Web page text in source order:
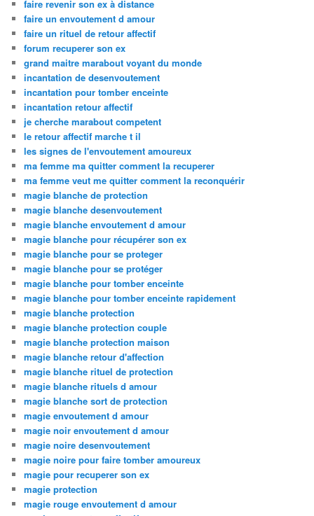
faire revenir son ex à distance
faire un envoutement d amour
faire un rituel de retour affectif
forum recuperer son ex
grand maitre marabout voyant du monde
incantation de desenvoutement
incantation pour tomber enceinte
incantation retour affectif
je cherche marabout competent
le retour affectif marche t il
les signes de l'envoutement amoureux
ma femme ma quitter comment la recuperer
ma femme veut me quitter comment la reconquérir
magie blanche de protection
magie blanche desenvoutement
magie blanche envoutement d amour
magie blanche pour récupérer son ex
magie blanche pour se proteger
magie blanche pour se protéger
magie blanche pour tomber enceinte
magie blanche pour tomber enceinte rapidement
magie blanche protection
magie blanche protection couple
magie blanche protection maison
magie blanche retour d'affection
magie blanche rituel de protection
magie blanche rituels d amour
magie blanche sort de protection
magie envoutement d amour
magie noir envoutement d amour
magie noire desenvoutement
magie noire pour faire tomber amoureux
magie pour recuperer son ex
magie protection
magie rouge envoutement d amour